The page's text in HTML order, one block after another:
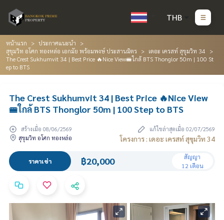
THB
หน้าแรก
ประกาศแนะนำ
สุขุมวิท อโศก ทองหล่อ เอกมัย พร้อมพงษ์ ประสานมิตร
เดอะ เครสท์ สุขุมวิท 34
The Crest Sukhumvit 34 | Best Price 🔥Nice View🚝ใกล้ BTS Thonglor 50m | 100 St
ep to BTS
The Crest Sukhumvit 34 | Best Price 🔥Nice View
🚝ใกล้ BTS Thonglor 50m | 100 Step to BTS
สร้างเมื่อ 08/06/2569
แก้ไขล่าสุดเมื่อ 02/07/2569
สุขุมวิท อโศก ทองหล่อ
โครงการ : เดอะ เครสท์ สุขุมวิท 34
ราคาเช่า ฿20,000
สัญญา
12 เดือน